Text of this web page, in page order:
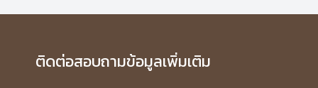
ห้อง C 204+C206 วิทยาลัยศิลปะ สื่อ และเทคโนโลยี
มหาวิทยาลัยเชียงใหม่
ติดต่อสอบถามข้อมูลเพิ่มเติม